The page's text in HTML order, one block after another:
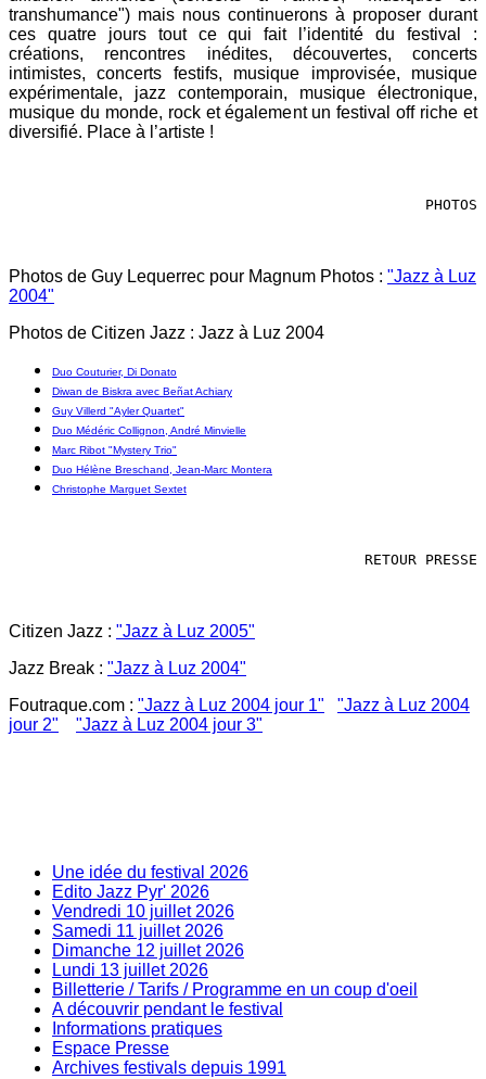
transhumance") mais nous continuerons à proposer durant
ces quatre jours tout ce qui fait l’identité du festival :
créations, rencontres inédites, découvertes, concerts
intimistes, concerts festifs, musique improvisée, musique
expérimentale, jazz contemporain, musique électronique,
musique du monde, rock et également un festival off riche et
diversifié. Place à l’artiste !
PHOTOS
Photos de Guy Lequerrec pour Magnum Photos : "Jazz à Luz
2004"
Photos de Citizen Jazz : Jazz à Luz 2004
Duo Couturier, Di Donato
Diwan de Biskra avec Beñat Achiary
Guy Villerd "Ayler Quartet"
Duo Médéric Collignon, André Minvielle
Marc Ribot "Mystery Trio"
Duo Hélène Breschand, Jean-Marc Montera
Christophe Marguet Sextet
RETOUR PRESSE
Citizen Jazz : "Jazz à Luz 2005"
Jazz Break : "Jazz à Luz 2004"
Foutraque.com : "Jazz à Luz 2004 jour 1"
"Jazz à Luz 2004
jour 2"
"Jazz à Luz 2004 jour 3"
Une idée du festival 2026
Edito Jazz Pyr' 2026
Vendredi 10 juillet 2026
Samedi 11 juillet 2026
Dimanche 12 juillet 2026
Lundi 13 juillet 2026
Billetterie / Tarifs / Programme en un coup d'oeil
A découvrir pendant le festival
Informations pratiques
Espace Presse
Archives festivals depuis 1991